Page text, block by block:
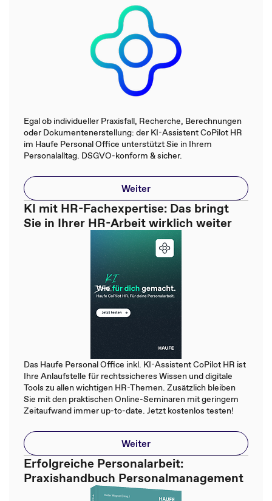
Egal ob individueller Praxisfall, Recherche, Berechnungen
oder Dokumentenerstellung: der KI-Assistent CoPilot HR
im Haufe Personal Office unterstützt Sie in Ihrem
Personalalltag. DSGVO-konform & sicher.
Weiter
KI mit HR-Fachexpertise: Das bringt
Sie in Ihrer HR-Arbeit wirklich weiter
Das Haufe Personal Office inkl. KI-Assistent CoPilot HR ist
Ihre Anlaufstelle für rechtssicheres Wissen und digitale
Tools zu allen wichtigen HR-Themen. Zusätzlich bleiben
Sie mit den praktischen Online-Seminaren mit geringem
Zeitaufwand immer up-to-date. Jetzt kostenlos testen!
Weiter
Erfolgreiche Personalarbeit:
Praxishandbuch Personalmanagement